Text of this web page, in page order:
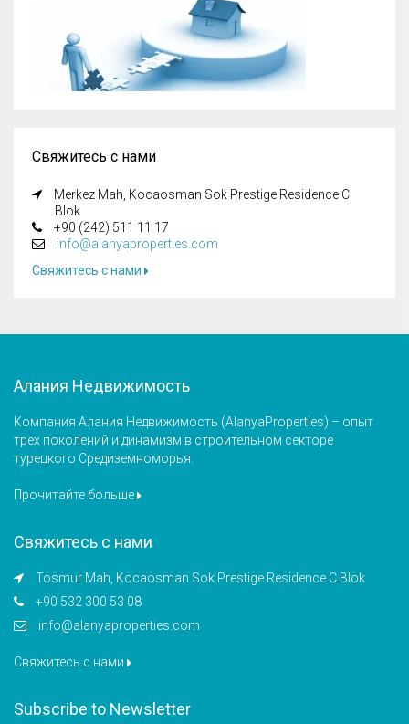
Свяжитесь с нами
Merkez Mah, Kocaosman Sok Prestige Residence C
Blok
+90 (242) 511 11 17
info@alanyaproperties.com
Свяжитесь с нами
Алания Недвижимость
Компания Алания Недвижимость (AlanyaProperties) – опыт
трех поколений и динамизм в строительном секторе
турецкого Средиземноморья.
Прочитайте больше
Свяжитесь с нами
Tosmur Mah, Kocaosman Sok Prestige Residence C Blok
+90 532 300 53 08
info@alanyaproperties.com
Свяжитесь с нами
Subscribe to Newsletter